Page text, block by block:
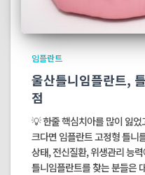
임플란트
울산틀니임플란트,
점
💡 한줄 핵심치아를 많이 잃
크다면 임플란트 고정형 틀니
상태, 전신질환, 위생관리 능
틀니임플란트를 찾는 분들은